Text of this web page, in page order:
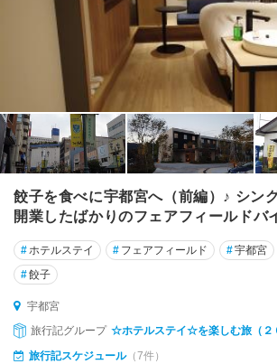
餃子を食べに宇都宮へ（前編）♪ シン
開業したばかりのフェアフィールドバ
#ホテルステイ # フェアフィールド #宇都宮
#餃子
宇都宮
旅行記グループ ☆ホテルステイ☆を楽しむ旅（２
旅行記スケジュール（7件）